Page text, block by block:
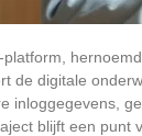
platform,
de digitale
inloggegevens,
blijft een punt